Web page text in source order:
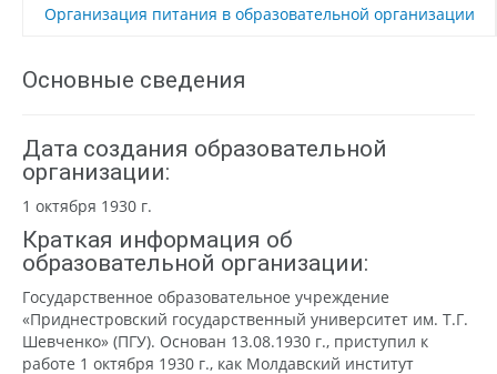
Организация питания в образовательной организации
Основные сведения
Дата создания образовательной
организации:
1 октября 1930 г.
Краткая информация об
образовательной организации:
Государственное образовательное учреждение
«Приднестровский государственный университет им. Т.Г.
Шевченко» (ПГУ). Основан 13.08.1930 г., приступил к
работе 1 октября 1930 г., как Молдавский институт